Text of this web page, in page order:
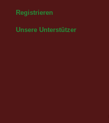
Registrieren
Unsere Unterstützer